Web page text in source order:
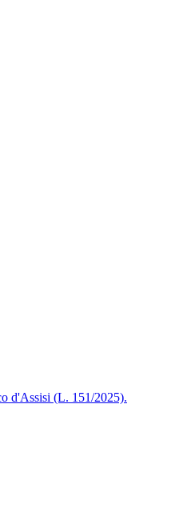
d'Assisi (L. 151/2025).